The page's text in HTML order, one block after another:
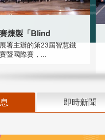
煉製「Blind
署主辦的第23屆智慧鐵
暨國際賽，...
即時新聞